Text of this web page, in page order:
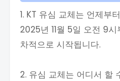
1. KT 유심 교체는 언제부
2025년 11월 5일 오전 9
차적으로 시작됩니다.
2. 유심 교체는 어디서 할